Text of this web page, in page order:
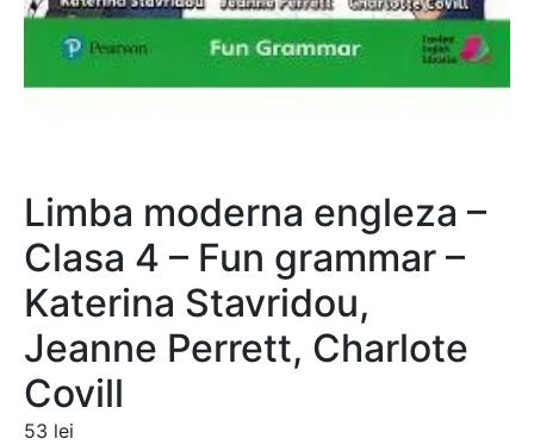
Limba moderna engleza –
Clasa 4 – Fun grammar –
Katerina Stavridou,
Jeanne Perrett, Charlote
Covill
53 lei